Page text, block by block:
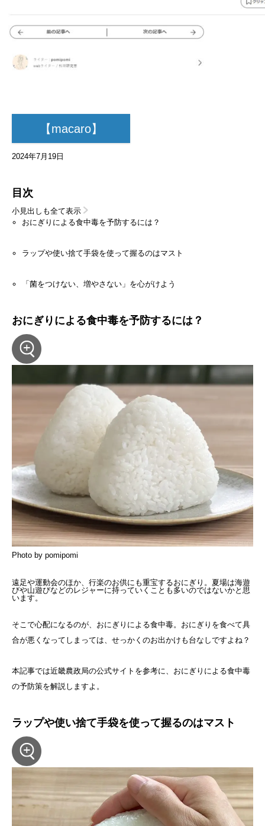
【macaro】
2024年7月19日
目次
小見出しも全て表示
おにぎりによる食中毒を予防するには？
ラップや使い捨て手袋を使って握るのはマスト
「菌をつけない、増やさない」を心がけよう
おにぎりによる食中毒を予防するには？
Photo by pomipomi
遠足や運動会のほか、行楽のお供にも重宝するおにぎり。夏場は海遊
びや山遊びなどのレジャーに持っていくことも多いのではないかと思
います。
そこで心配になるのが、おにぎりによる食中毒。おにぎりを食べて具
合が悪くなってしまっては、せっかくのお出かけも台なしですよね？
本記事では近畿農政局の公式サイトを参考に、おにぎりによる食中毒
の予防策を解説しますよ。
ラップや使い捨て手袋を使って握るのはマスト